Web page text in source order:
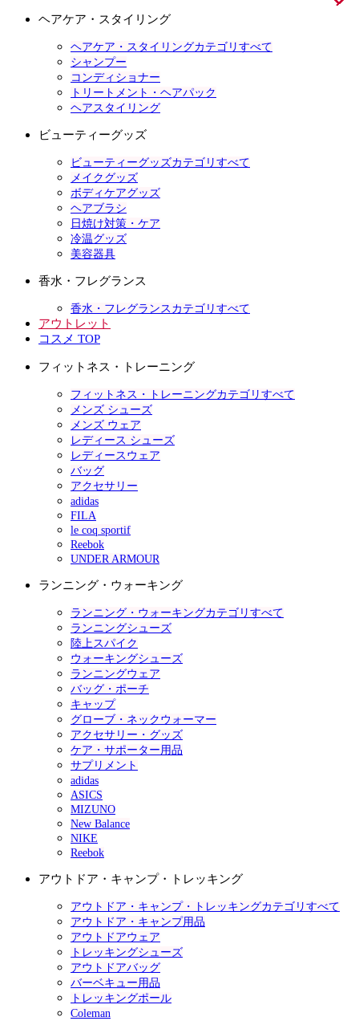
ヘアケア・スタイリング
ヘアケア・スタイリングカテゴリすべて
シャンプー
コンディショナー
トリートメント・ヘアパック
ヘアスタイリング
ビューティーグッズ
ビューティーグッズカテゴリすべて
メイクグッズ
ボディケアグッズ
ヘアブラシ
日焼け対策・ケア
冷温グッズ
美容器具
香水・フレグランス
香水・フレグランスカテゴリすべて
アウトレット
コスメ TOP
フィットネス・トレーニング
フィットネス・トレーニングカテゴリすべて
メンズ シューズ
メンズ ウェア
レディース シューズ
レディースウェア
バッグ
アクセサリー
adidas
FILA
le coq sportif
Reebok
UNDER ARMOUR
ランニング・ウォーキング
ランニング・ウォーキングカテゴリすべて
ランニングシューズ
陸上スパイク
ウォーキングシューズ
ランニングウェア
バッグ・ポーチ
キャップ
グローブ・ネックウォーマー
アクセサリー・グッズ
ケア・サポーター用品
サプリメント
adidas
ASICS
MIZUNO
New Balance
NIKE
Reebok
アウトドア・キャンプ・トレッキング
アウトドア・キャンプ・トレッキングカテゴリすべて
アウトドア・キャンプ用品
アウトドアウェア
トレッキングシューズ
アウトドアバッグ
バーベキュー用品
トレッキングポール
Coleman